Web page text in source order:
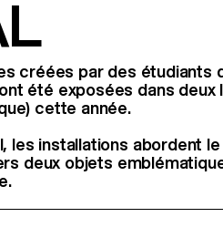
créées par des étudiants
été exposées dans
cette année.
les installations abordent
deux objets